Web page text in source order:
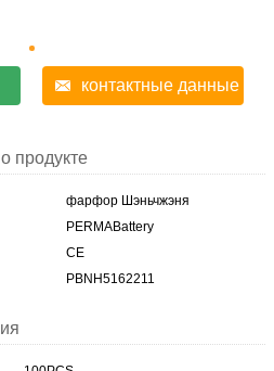
контактные данные
продукте
фарфор Шэньчжэня
PERMABattery
CE
PBNH5162211